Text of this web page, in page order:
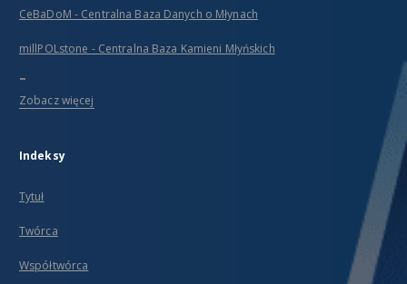
CeBaDoM - Centralna Baza Danych o Młynach
millPOLstone - Centralna Baza Kamieni Młyńskich
...
Zobacz więcej
Indeksy
Tytuł
Twórca
Współtwórca